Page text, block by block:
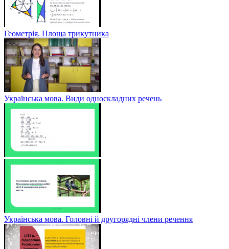
Геометрія. Площа трикутника
Українська мова. Види односкладних речень
Українська мова. Головні й другорядні члени речення